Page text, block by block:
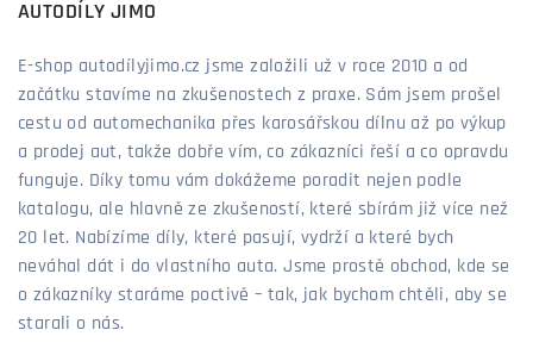
AUTODÍLY JIMO
E-shop autodílyjimo.cz jsme založili už v roce 2010 a od
začátku stavíme na zkušenostech z praxe. Sám jsem prošel
cestu od automechanika přes karosářskou dílnu až po výkup
a prodej aut, takže dobře vím, co zákazníci řeší a co opravdu
funguje. Díky tomu vám dokážeme poradit nejen podle
katalogu, ale hlavně ze zkušeností, které sbírám již více než
20 let. Nabízíme díly, které pasují, vydrží a které bych
neváhal dát i do vlastního auta. Jsme prostě obchod, kde se
o zákazníky staráme poctivě – tak, jak bychom chtěli, aby se
starali o nás.